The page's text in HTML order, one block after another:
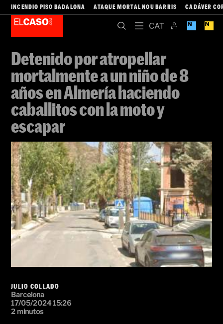
INCENDIO PISO BADALONA ATAQUE MORTAL NOU BARRIS CADÁVER
Detenido por atropellar
mortalmente a un niño de 8
años en Almería haciendo
caballitos con la moto y
escapar
JULIO COLLADO
Barcelona
17/05/2024 15:26
2 minutos